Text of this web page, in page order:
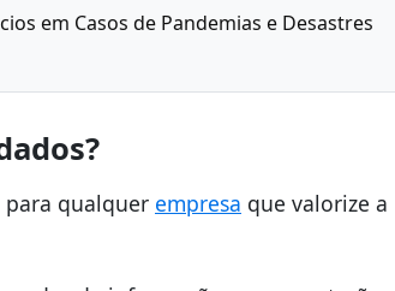
em Casos de Pandemias e Desastres
para qualquer empresa que valorize a